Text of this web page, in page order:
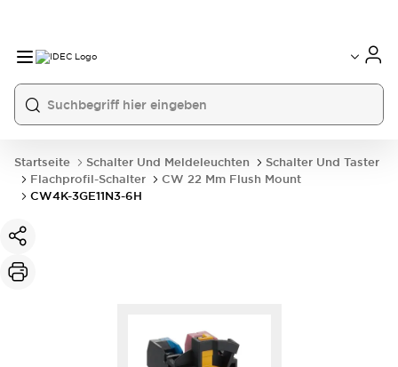
Startseite Schalter Und Meldeleuchten
Schalter Und Taster
Flachprofil-Schalter
CW 22 Mm Flush Mount
CW4K-3GE11N3-6H